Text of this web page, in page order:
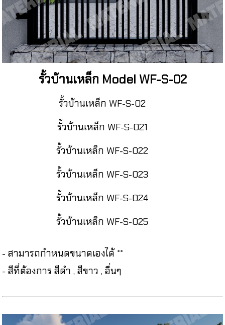
รั้วบ้านเหล็ก Model WF-S-02
รั้วบ้านเหล็ก WF-S-02
รั้วบ้านเหล็ก WF-S-021
รั้วบ้านเหล็ก WF-S-022
รั้วบ้านเหล็ก WF-S-023
รั้วบ้านเหล็ก WF-S-024
รั้วบ้านเหล็ก WF-S-025
- สามารถกำหนดขนาดเองได้ **
- สีที่ต้องการ สีดำ , สีขาว , อื่นๆ